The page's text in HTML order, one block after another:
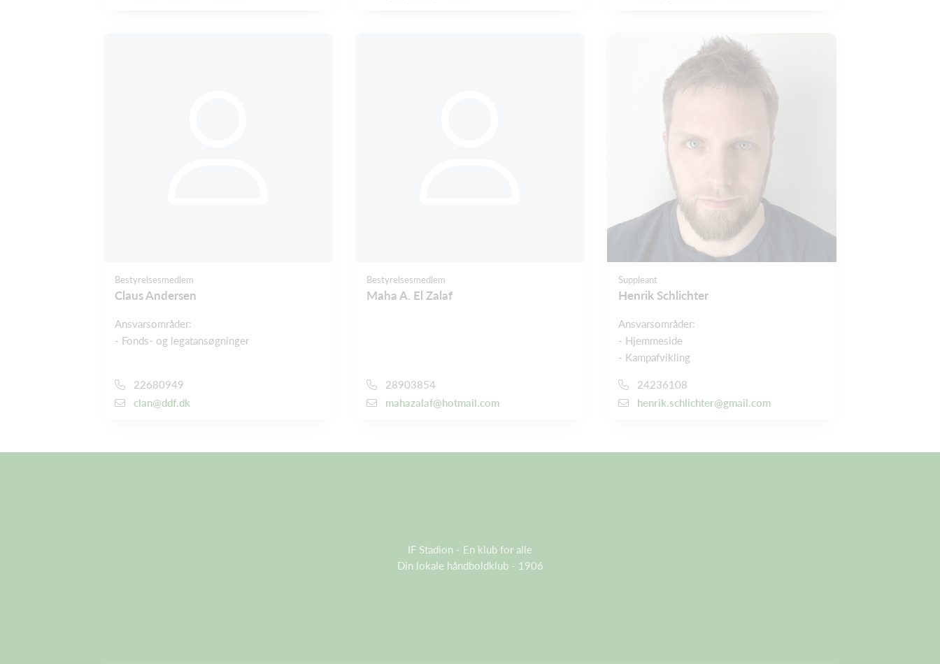
Bestyrelsesmedlem
Claus Andersen
Ansvarsområder:
- Fonds- og legatansøgninger
22680949
clan@ddf.dk
Bestyrelsesmedlem
Maha A. El Zalaf
28903854
mahazalaf@hotmail.com
Suppleant
Henrik Schlichter
Ansvarsområder:
- Hjemmeside
- Kampafvikling
24236108
henrik.schlichter@gmail.com
IF Stadion - En klub for alle
Din lokale håndboldklub - 1906